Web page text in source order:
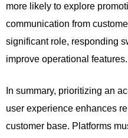
more likely to explore
communication from
significant role, responding
improve operational features.
In summary, prioritizing an
user experience enhances
customer base. Platforms